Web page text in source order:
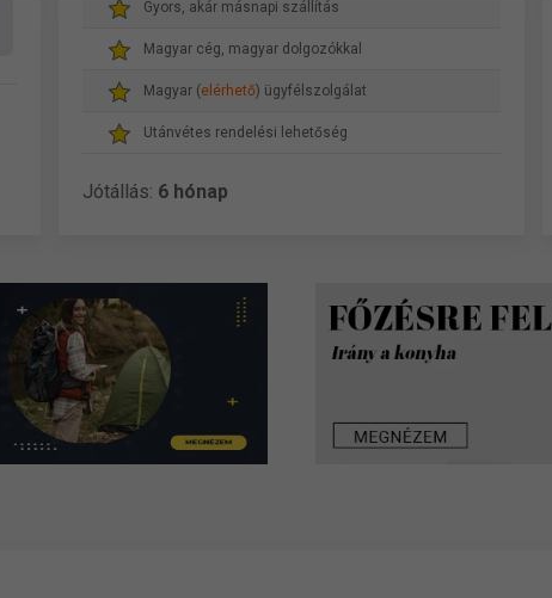
Gyors, akár másnapi szállítás
Magyar cég, magyar dolgozókkal
Magyar (elérhető) ügyfélszolgálat
Utánvétes rendelési lehetőség
Jótállás: 6 hónap